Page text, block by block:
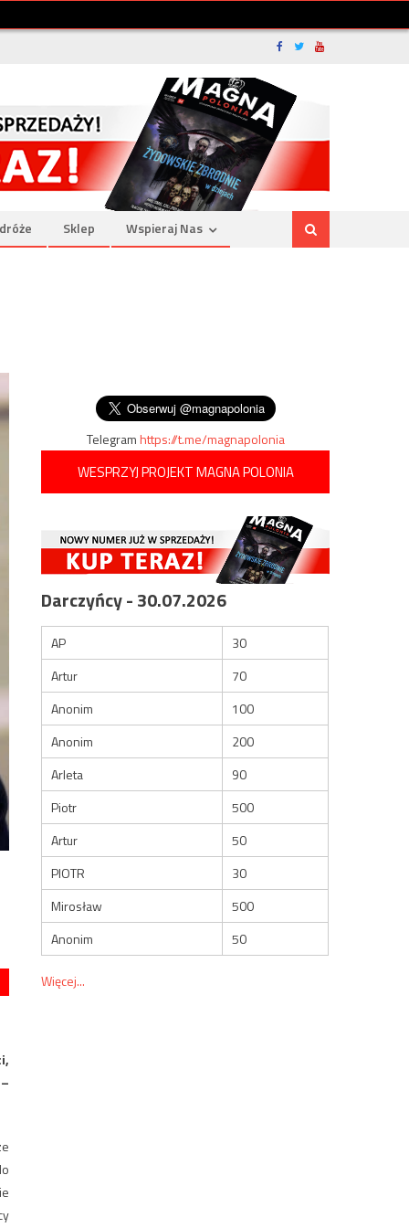
Sklep Wspieraj Nas
Telegramhttps://t.me/magnapolonia
WESPRZYJ PROJEKT MAGNA POLONIA
Darczyńcy - 30.07.2026
AP
30
Artur
70
Anonim
100
Anonim
200
Arleta
90
Piotr
500
Artur
50
PIOTR
30
Mirosław
500
Anonim
50
Więcej...